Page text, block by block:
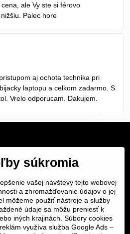
ale Vy ste si férovo
Palec hore
5
aj ochota technika pri
laptopu a celkom zadarmo. S
Vrelo odporucam. Dakujem.
súkromia
vašej návštevy tejto webovej
a zhromažďovanie údajov o jej
môžeme použiť nástroje a služby
údaje sa môžu preniesť k
iných krajinách. Súbory cookies
využíva služba Google Ads –